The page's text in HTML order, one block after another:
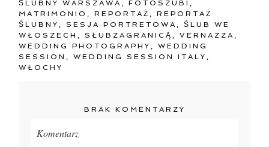
ŚLUBNY WARSZAWA ,FOTOSZUBI
MATRIMONIO
,REPORTAŻ ,REPORTAŻ
ŚLUBNY
SESJA PORTRETOWA ,ŚLUB WE
WŁOSZECH
SŁUBZAGRANICĄ ,VERNAZZA
WEDDING PHOTOGRAPHY
,WEDDING
SESSION
,WEDDING SESSION ITALY
WŁOCHY
BRAK KOMENTARZY
Komentarz